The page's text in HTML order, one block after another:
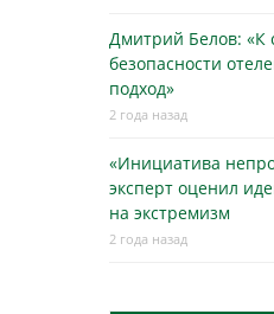
Дмитрий Белов: «К
безопасности
подход»
2 года назад
«Инициатива
эксперт оценил
на экстремизм
2 года назад